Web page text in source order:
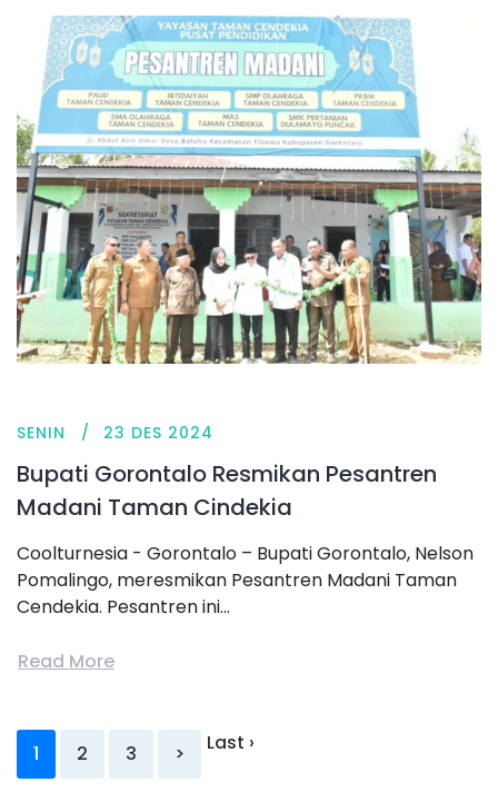
SENIN 23 DES 2024
Bupati Gorontalo Resmikan Pesantren
Madani Taman Cindekia
Coolturnesia - Gorontalo – Bupati Gorontalo, Nelson
Pomalingo, meresmikan Pesantren Madani Taman
Cendekia. Pesantren ini...
Read More
1 2 3 > Last ›